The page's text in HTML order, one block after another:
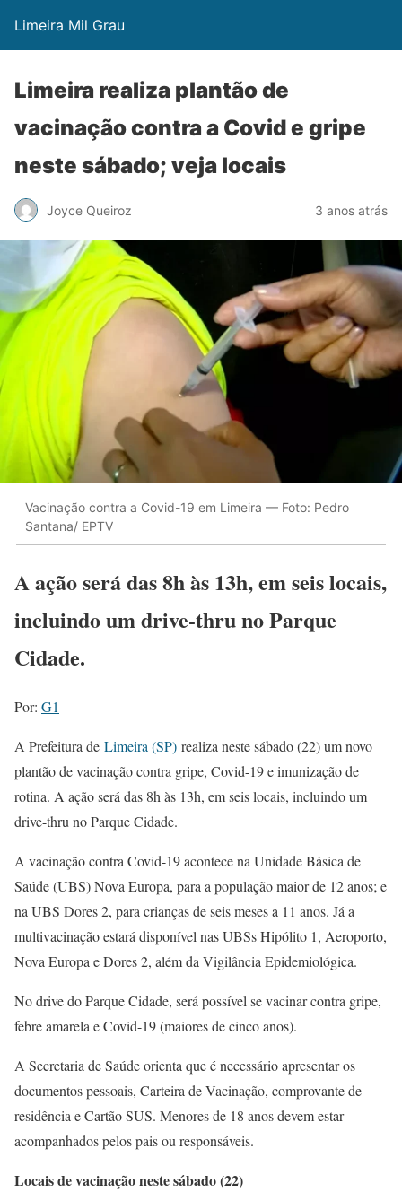
Limeira Mil Grau
Limeira realiza plantão de
vacinação contra a Covid e gripe
neste sábado; veja locais
Joyce Queiroz 3 anos atrás
Vacinação contra a Covid-19 em Limeira — Foto: Pedro
Santana/ EPTV
A ação será das 8h às 13h, em seis locais,
incluindo um drive-thru no Parque
Cidade.
Por: G1
A Prefeitura de Limeira (SP) realiza neste sábado (22) um novo
plantão de vacinação contra gripe, Covid-19 e imunização de
rotina. A ação será das 8h às 13h, em seis locais, incluindo um
drive-thru no Parque Cidade.
A vacinação contra Covid-19 acontece na Unidade Básica de
Saúde (UBS) Nova Europa, para a população maior de 12 anos; e
na UBS Dores 2, para crianças de seis meses a 11 anos. Já a
multivacinação estará disponível nas UBSs Hipólito 1, Aeroporto,
Nova Europa e Dores 2, além da Vigilância Epidemiológica.
No drive do Parque Cidade, será possível se vacinar contra gripe,
febre amarela e Covid-19 (maiores de cinco anos).
A Secretaria de Saúde orienta que é necessário apresentar os
documentos pessoais, Carteira de Vacinação, comprovante de
residência e Cartão SUS. Menores de 18 anos devem estar
acompanhados pelos pais ou responsáveis.
Locais de vacinação neste sábado (22)